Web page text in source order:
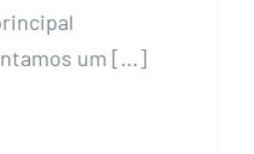
um [...]